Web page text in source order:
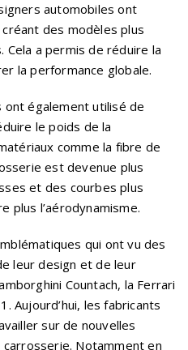
automobiles ont
des modèles plus
a permis de réduire la
la performance globale.
également utilisé de
le poids de la
comme la fibre de
est devenue plus
et des courbes plus
plus l’aérodynamisme.
qui ont vu des
leur design et de leur
Countach, la Ferrari
Aujourd’hui, les fabricants
sur de nouvelles
Notamment en